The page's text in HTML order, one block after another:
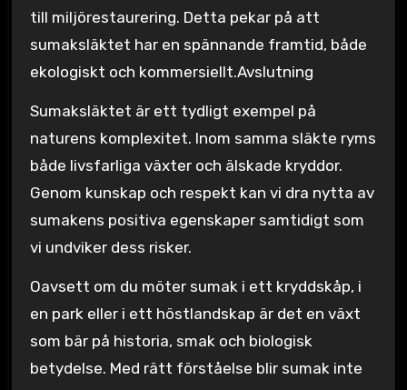
till miljörestaurering. Detta pekar på att
sumaksläktet har en spännande framtid, både
ekologiskt och kommersiellt.Avslutning
Sumaksläktet är ett tydligt exempel på
naturens komplexitet. Inom samma släkte ryms
både livsfarliga växter och älskade kryddor.
Genom kunskap och respekt kan vi dra nytta av
sumakens positiva egenskaper samtidigt som
vi undviker dess risker.
Oavsett om du möter sumak i ett kryddskåp, i
en park eller i ett höstlandskap är det en växt
som bär på historia, smak och biologisk
betydelse. Med rätt förståelse blir sumak inte